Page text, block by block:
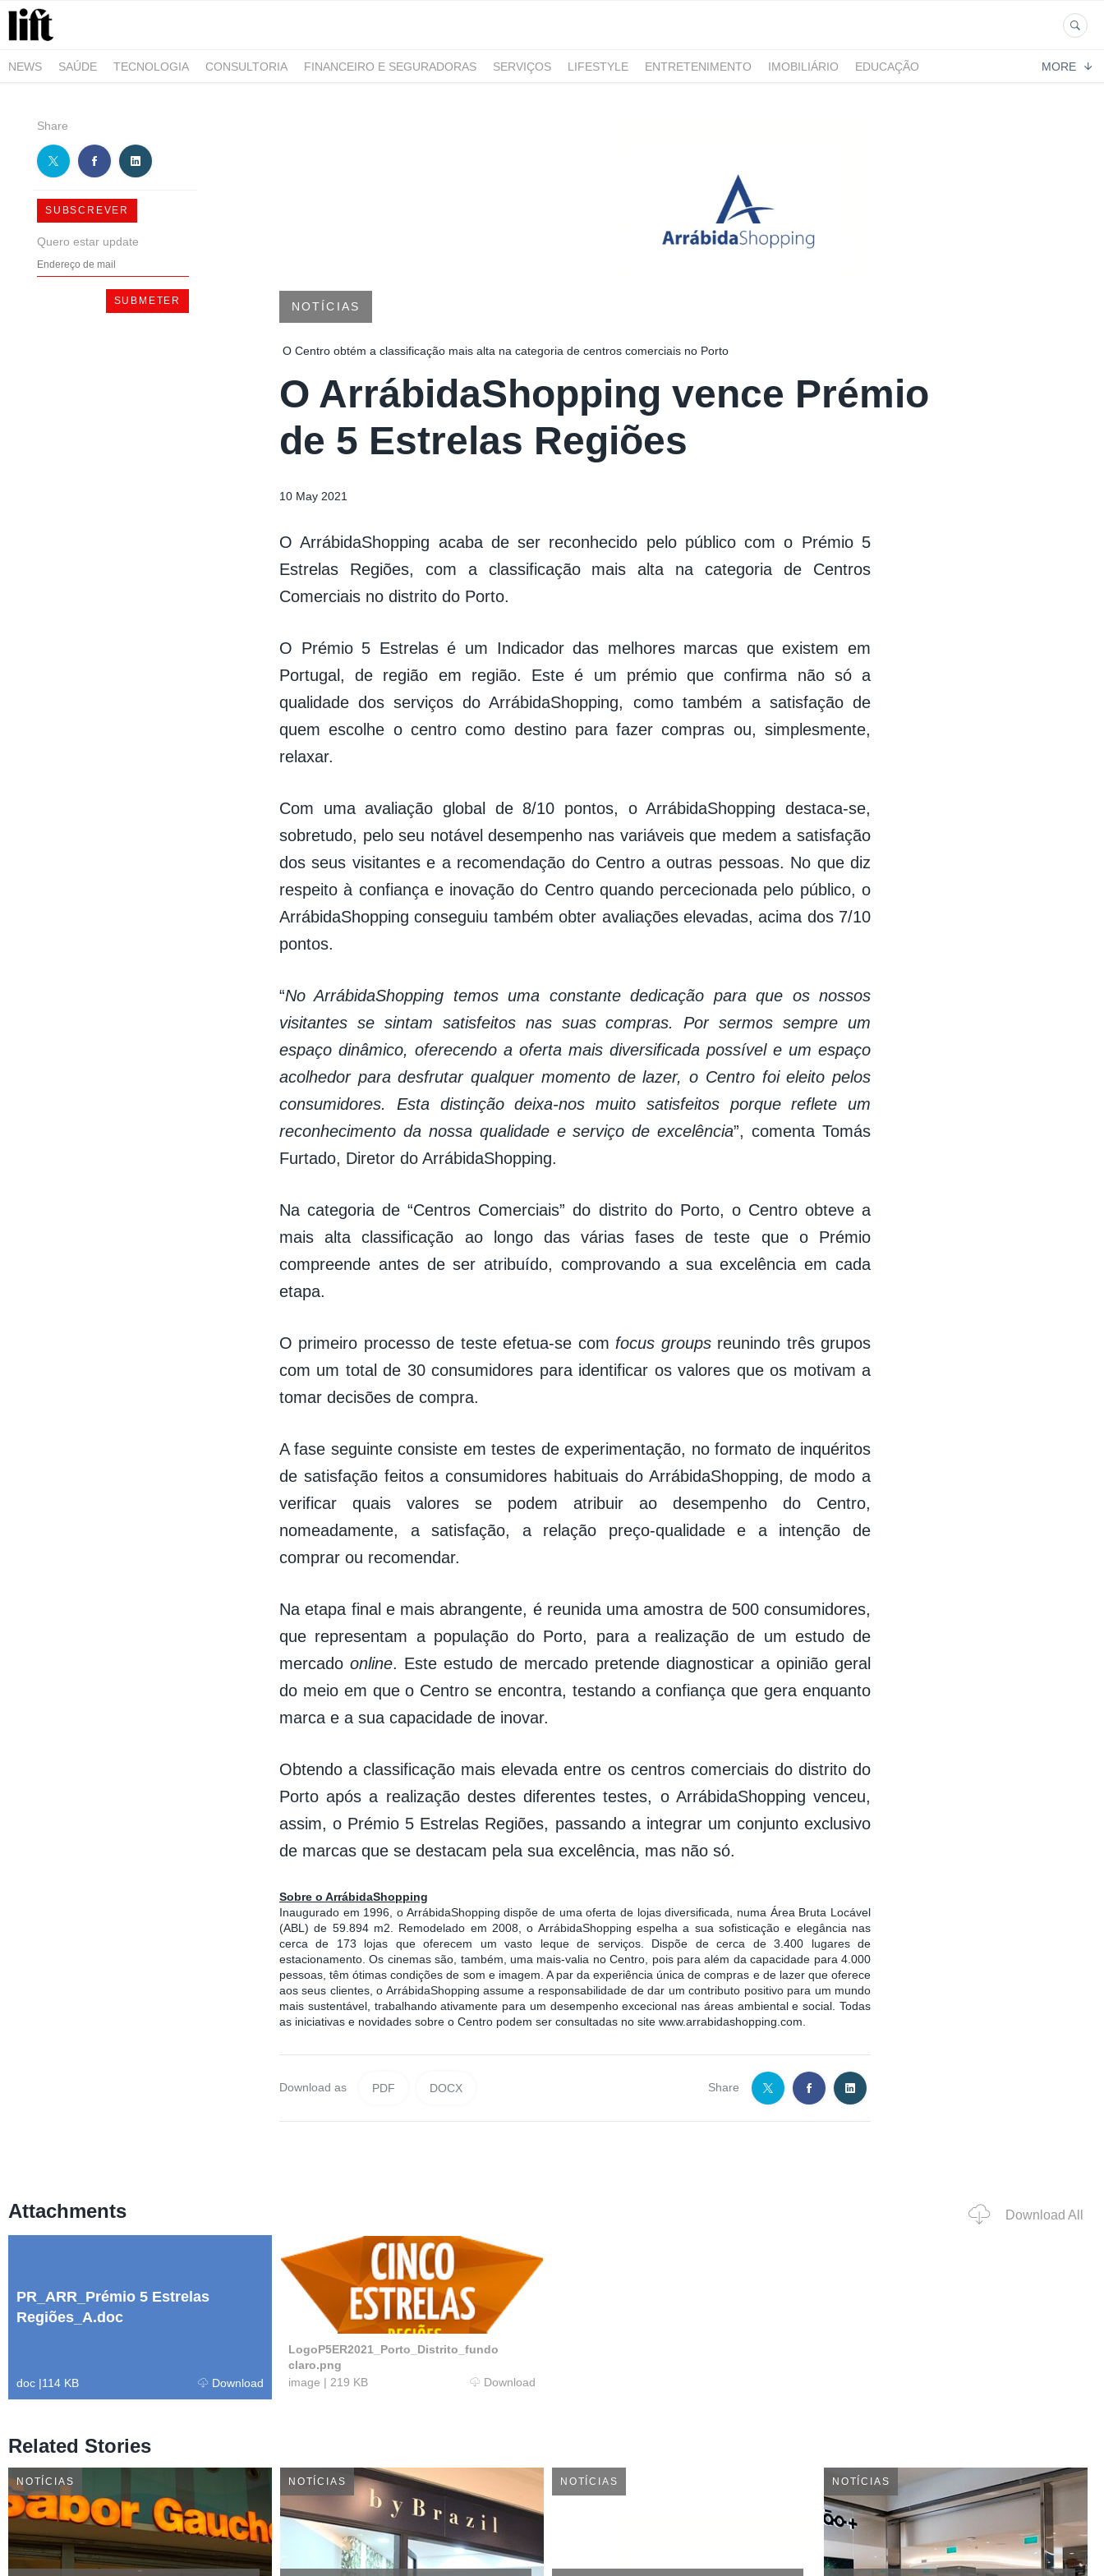
NEWS SAÚDE TECNOLOGIA CONSULTORIA FINANCEIRO E SEGURADORAS SERVIÇOS LIFESTYLE ENTRETENIMENTO IMOBILIÁRIO
EDUCAÇÃO
MORE
Share
SUBSCREVER
Quero estar update
NOTÍCIAS
O Centro obtém a classificação mais alta na categoria de centros comerciais no Porto
O ArrábidaShopping vence Prémio
de 5 Estrelas Regiões
10 May 2021
O ArrábidaShopping acaba de ser reconhecido pelo público com o Prémio 5
Estrelas Regiões, com a classificação mais alta na categoria de Centros
Comerciais no distrito do Porto.
O Prémio 5 Estrelas é um Indicador das melhores marcas que existem em
Portugal, de região em região. Este é um prémio que confirma não só a
qualidade dos serviços do ArrábidaShopping, como também a satisfação de
quem escolhe o centro como destino para fazer compras ou, simplesmente,
relaxar.
Com uma avaliação global de 8/10 pontos, o ArrábidaShopping destaca-se,
sobretudo, pelo seu notável desempenho nas variáveis que medem a satisfação
dos seus visitantes e a recomendação do Centro a outras pessoas. No que diz
respeito à confiança e inovação do Centro quando percecionada pelo público, o
ArrábidaShopping conseguiu também obter avaliações elevadas, acima dos 7/10
pontos.
“No ArrábidaShopping temos uma constante dedicação para que os nossos
visitantes se sintam satisfeitos nas suas compras. Por sermos sempre um
espaço dinâmico, oferecendo a oferta mais diversificada possível e um espaço
acolhedor para desfrutar qualquer momento de lazer, o Centro foi eleito pelos
consumidores. Esta distinção deixa-nos muito satisfeitos porque reflete um
reconhecimento da nossa qualidade e serviço de excelência”, comenta Tomás
Furtado, Diretor do ArrábidaShopping.
Na categoria de “Centros Comerciais” do distrito do Porto, o Centro obteve a
mais alta classificação ao longo das várias fases de teste que o Prémio
compreende antes de ser atribuído, comprovando a sua excelência em cada
etapa.
O primeiro processo de teste efetua-se com focus groupsreunindo três grupos
com um total de 30 consumidores para identificar os valores que os motivam a
tomar decisões de compra.
A fase seguinte consiste em testes de experimentação, no formato de inquéritos
de satisfação feitos a consumidores habituais do ArrábidaShopping, de modo a
verificar quais valores se podem atribuir ao desempenho do Centro,
nomeadamente, a satisfação, a relação preço-qualidade e a intenção de
comprar ou recomendar.
Na etapa final e mais abrangente, é reunida uma amostra de 500 consumidores,
que representam a população do Porto, para a realização de um estudo de
mercado online. Este estudo de mercado pretende diagnosticar a opinião geral
do meio em que o Centro se encontra, testando a confiança que gera enquanto
marca e a sua capacidade de inovar.
Obtendo a classificação mais elevada entre os centros comerciais do distrito do
Porto após a realização destes diferentes testes, o ArrábidaShopping venceu,
assim, o Prémio 5 Estrelas Regiões, passando a integrar um conjunto exclusivo
de marcas que se destacam pela sua excelência, mas não só.
Sobre o ArrábidaShopping
Inaugurado em 1996, o ArrábidaShopping dispõe de uma oferta de lojas diversificada, numa Área Bruta Locável
(ABL) de 59.894 m2. Remodelado em 2008, o ArrábidaShopping espelha a sua sofisticação e elegância nas
cerca de 173 lojas que oferecem um vasto leque de serviços. Dispõe de cerca de 3.400 lugares de
estacionamento. Os cinemas são, também, uma mais-valia no Centro, pois para além da capacidade para 4.000
pessoas, têm ótimas condições de som e imagem. A par da experiência única de compras e de lazer que oferece
aos seus clientes, o ArrábidaShopping assume a responsabilidade de dar um contributo positivo para um mundo
mais sustentável, trabalhando ativamente para um desempenho excecional nas áreas ambiental e social. Todas
as iniciativas e novidades sobre o Centro podem ser consultadas no site www.arrabidashopping.com.
Download as PDF DOCX Share
Attachments Download All
PR_ARR_Prémio 5 Estrelas
Regiões_A.doc
doc |114 KB Download
LogoP5ER2021_Porto_Distrito_fundo
claro.png
image | 219 KB Download
Related Stories
NOTÍCIAS NOTÍCIAS NOTÍCIAS NOTÍCIAS